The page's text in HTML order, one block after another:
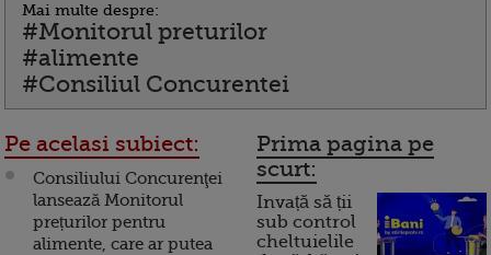
Mai multe despre:
#Monitorul preturilor
#alimente
#Consiliul Concurentei
Pe acelasi subiect:
Consiliului Concurenţei
lansează Monitorul
prețurilor pentru
alimente, care ar putea
Prima pagina pe
scurt:
Invață să ții
sub control
cheltuielile